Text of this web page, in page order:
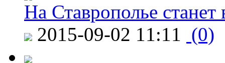
На Ставрополье
2015-09-02 11:11 (0)